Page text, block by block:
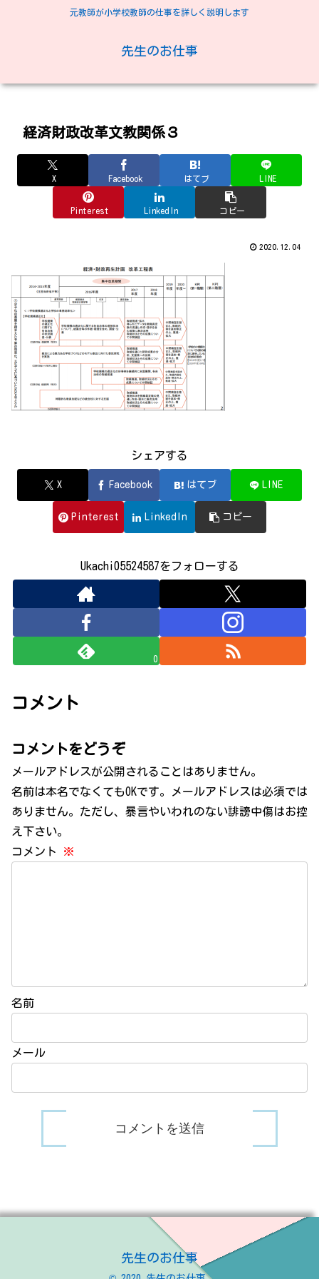
元教師が小学校教師の仕事を詳しく説明します
先生のお仕事
経済財政改革文教関係３
X Facebook はてブ LINE
Pinterest LinkedIn コピー
2020.12.04
シェアする
X Facebook はてブ LINE
Pinterest LinkedIn コピー
Ukachi05524587をフォローする
0
コメント
コメントをどうぞ
メールアドレスが公開されることはありません。
名前は本名でなくてもOKです。メールアドレスは必須では
ありません。ただし、暴言やいわれのない誹謗中傷はお控
え下さい。
コメント
※
名前
メール
先生のお仕事